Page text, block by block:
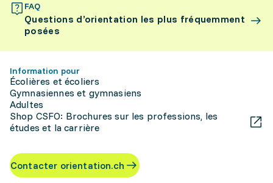
FAQ
Questions d’orientation les plus fréquemment
posées
Information pour
Écolières et écoliers
Gymnasiennes et gymnasiens
Adultes
Shop CSFO: Brochures sur les professions, les
études et la carrière
Contacter orientation.ch